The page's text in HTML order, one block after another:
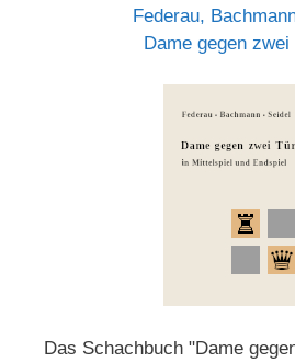
Federau,
Dame gegen zwei
Das Schachbuch "Dame